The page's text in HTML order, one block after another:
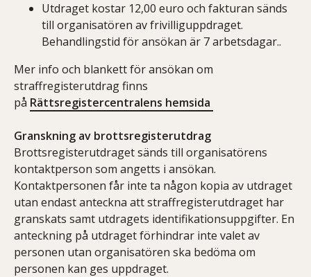
Utdraget kostar 12,00 euro och fakturan sänds
till organisatören av frivilliguppdraget.
Behandlingstid för ansökan är 7 arbetsdagar..
Mer info och blankett för ansökan om
straffregisterutdrag finns
på Rättsregistercentralens hemsida
Granskning av brottsregisterutdrag
Brottsregisterutdraget sänds till organisatörens
kontaktperson som angetts i ansökan.
Kontaktpersonen får inte ta någon kopia av utdraget
utan endast anteckna att straffregisterutdraget har
granskats samt utdragets identifikationsuppgifter. En
anteckning på utdraget förhindrar inte valet av
personen utan organisatören ska bedöma om
personen kan ges uppdraget.